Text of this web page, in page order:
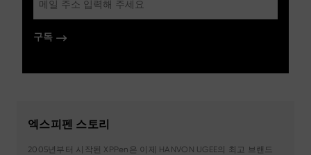
구독
엑스피펜 스토리
2005년부터 시작된 XPPen은 이제 HANVON UGEE의 최고 브랜드